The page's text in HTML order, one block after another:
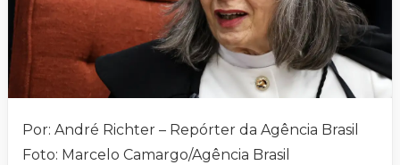
Por: André Richter – Repórter da Agência Brasil
Foto: Marcelo Camargo/Agência Brasil